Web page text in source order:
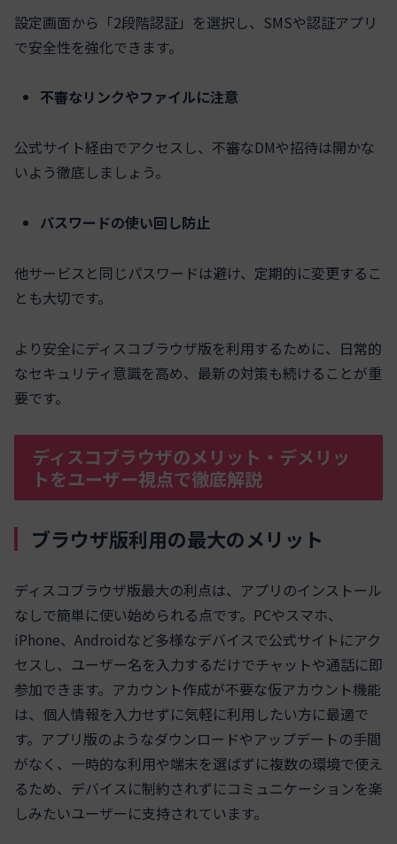
設定画面から「2段階認証」を選択し、SMSや認証アプリ
で安全性を強化できます。
不審なリンクやファイルに注意
公式サイト経由でアクセスし、不審なDMや招待は開かな
いよう徹底しましょう。
パスワードの使い回し防止
他サービスと同じパスワードは避け、定期的に変更するこ
とも大切です。
より安全にディスコブラウザ版を利用するために、日常的
なセキュリティ意識を高め、最新の対策も続けることが重
要です。
ディスコブラウザのメリット・デメリッ
トをユーザー視点で徹底解説
ブラウザ版利用の最大のメリット
ディスコブラウザ版最大の利点は、アプリのインストール
なしで簡単に使い始められる点です。PCやスマホ、
iPhone、Androidなど多様なデバイスで公式サイトにアク
セスし、ユーザー名を入力するだけでチャットや通話に即
参加できます。アカウント作成が不要な仮アカウント機能
は、個人情報を入力せずに気軽に利用したい方に最適で
す。アプリ版のようなダウンロードやアップデートの手間
がなく、一時的な利用や端末を選ばずに複数の環境で使え
るため、デバイスに制約されずにコミュニケーションを楽
しみたいユーザーに支持されています。